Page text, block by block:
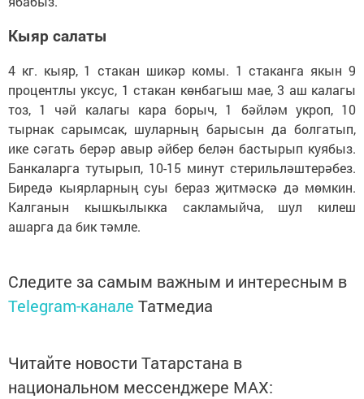
Кыяр салаты
4 кг. кыяр, 1 стакан шикәр комы. 1 стаканга якын 9
процентлы уксус, 1 стакан көнбагыш мае, 3 аш калагы
тоз, 1 чәй калагы кара борыч, 1 бәйләм укроп, 10
тырнак сарымсак, шуларның барысын да болгатып,
ике сәгать берәр авыр әйбер белән бастырып куябыз.
Банкаларга тутырып, 10-15 минут стерильләштерәбез.
Биредә кыярларның суы бераз җитмәскә дә мөмкин.
Калганын кышкылыкка сакламыйча, шул килеш
ашарга да бик тәмле.
Следите за самым важным и интересным в
Telegram-канале Татмедиа
Читайте новости Татарстана в
национальном мессенджере MАХ: